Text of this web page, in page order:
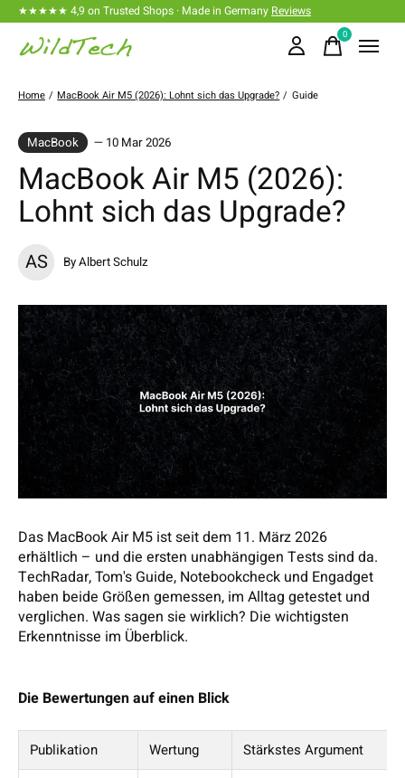
★★★★★ 4,9 on Trusted Shops · Made in Germany Reviews
0items
Home / MacBook Air M5 (2026): Lohnt sich das Upgrade? / Guide
MacBook — 10 Mar 2026
MacBook Air M5 (2026):
Lohnt sich das Upgrade?
AS By Albert Schulz
Das MacBook Air M5 ist seit dem 11. März 2026
erhältlich – und die ersten unabhängigen Tests sind da.
TechRadar, Tom's Guide, Notebookcheck und Engadget
haben beide Größen gemessen, im Alltag getestet und
verglichen. Was sagen sie wirklich? Die wichtigsten
Erkenntnisse im Überblick.
Die Bewertungen auf einen Blick
Publikation Wertung Stärkstes Argument